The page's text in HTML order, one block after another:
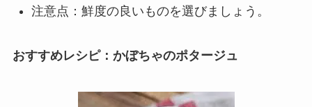
注意点：鮮度の良いものを選びましょう。
おすすめレシピ：かぼちゃのポタージュ